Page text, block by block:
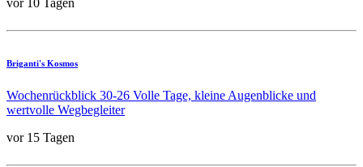
vor 10 Tagen
Briganti's Kosmos
Wochenrückblick 30-26 Volle Tage, kleine Augenblicke und
wertvolle Wegbegleiter
vor 15 Tagen